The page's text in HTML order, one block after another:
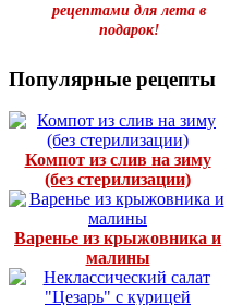
рецептами для лета в
подарок!
Популярные рецепты
Компот из слив на зиму
(без стерилизации)
Варенье из крыжовника и
малины